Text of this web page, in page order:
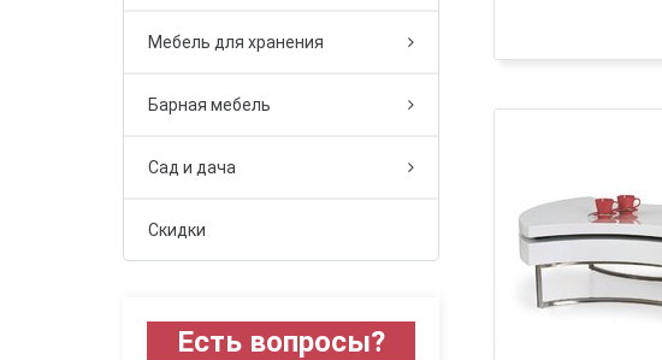
Мебель для хранения
Барная мебель
Сад и дача
Скидки
Есть вопросы?